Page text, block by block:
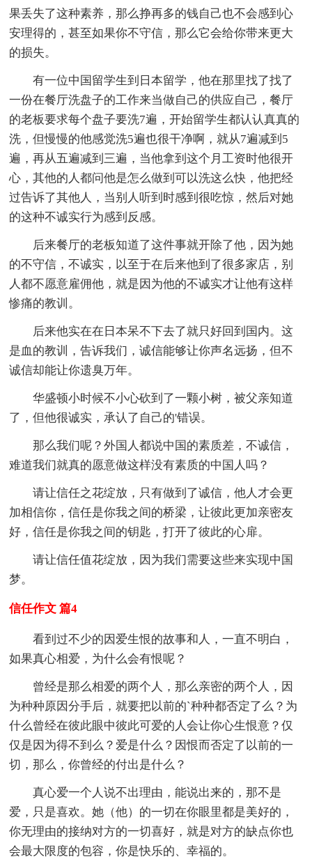
果丢失了这种素养，那么挣再多的钱自己也不会感到心
安理得的，甚至如果你不守信，那么它会给你带来更大
的损失。
有一位中国留学生到日本留学，他在那里找了找了
一份在餐厅洗盘子的工作来当做自己的供应自己，餐厅
的老板要求每个盘子要洗7遍，开始留学生都认认真真的
洗，但慢慢的他感觉洗5遍也很干净啊，就从7遍减到5
遍，再从五遍减到三遍，当他拿到这个月工资时他很开
心，其他的人都问他是怎么做到可以洗这么快，他把经
过告诉了其他人，当别人听到时感到很吃惊，然后对她
的这种不诚实行为感到反感。
后来餐厅的老板知道了这件事就开除了他，因为她
的不守信，不诚实，以至于在后来他到了很多家店，别
人都不愿意雇佣他，就是因为他的不诚实才让他有这样
惨痛的教训。
后来他实在在日本呆不下去了就只好回到国内。这
是血的教训，告诉我们，诚信能够让你声名远扬，但不
诚信却能让你遗臭万年。
华盛顿小时候不小心砍到了一颗小树，被父亲知道
了，但他很诚实，承认了自己的'错误。
那么我们呢？外国人都说中国的素质差，不诚信，
难道我们就真的愿意做这样没有素质的中国人吗？
请让信任之花绽放，只有做到了诚信，他人才会更
加相信你，信任是你我之间的桥梁，让彼此更加亲密友
好，信任是你我之间的钥匙，打开了彼此的心扉。
请让信任值花绽放，因为我们需要这些来实现中国
梦。
信任作文 篇4
看到过不少的因爱生恨的故事和人，一直不明白，
如果真心相爱，为什么会有恨呢？
曾经是那么相爱的两个人，那么亲密的两个人，因
为种种原因分手后，就要把以前的`种种都否定了么？为
什么曾经在彼此眼中彼此可爱的人会让你心生恨意？仅
仅是因为得不到么？爱是什么？因恨而否定了以前的一
切，那么，你曾经的付出是什么？
真心爱一个人说不出理由，能说出来的，那不是
爱，只是喜欢。她（他）的一切在你眼里都是美好的，
你无理由的接纳对方的一切喜好，就是对方的缺点你也
会最大限度的包容，你是快乐的、幸福的。